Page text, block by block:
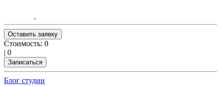
Оставить заявку
Стоимость: 0
| 0
Записаться
Блог студии